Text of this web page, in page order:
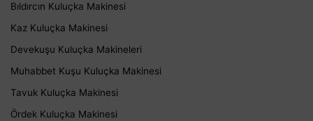
Bıldırcın Kuluçka Makinesi
Kaz Kuluçka Makinesi
Devekuşu Kuluçka Makineleri
Muhabbet Kuşu Kuluçka Makinesi
Tavuk Kuluçka Makinesi
Ördek Kuluçka Makinesi